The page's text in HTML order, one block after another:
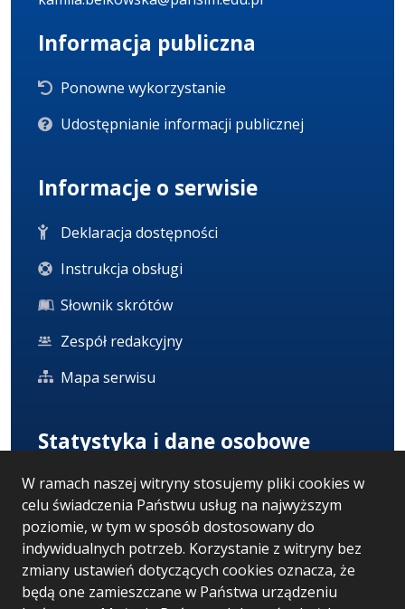
W ramach naszej witryny stosujemy pliki cookies w
celu świadczenia Państwu usług na najwyższym
poziomie, w tym w sposób dostosowany do
indywidualnych potrzeb. Korzystanie z witryny bez
zmiany ustawień dotyczących cookies oznacza, że
będą one zamieszczane w Państwa urządzeniu
Informacja publiczna
Ponowne wykorzystanie
Udostępnianie informacji publicznej
Informacje o serwisie
Deklaracja dostępności
Instrukcja obsługi
Słownik skrótów
Zespół redakcyjny
Mapa serwisu
Statystyka i dane osobowe
Statystyki oglądalności
Ostatnio dodane
Polityka prywatności